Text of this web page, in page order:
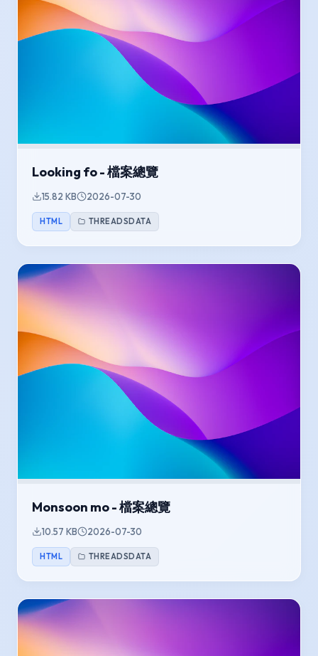
Looking fo - 檔案總覽
15.82 KB 2026-07-30
HTML THREADSDATA
Monsoon mo - 檔案總覽
10.57 KB 2026-07-30
HTML THREADSDATA